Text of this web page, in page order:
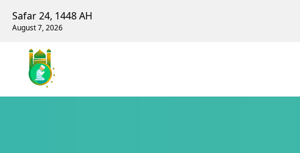
Safar 24, 1448 AH
August 7, 2026